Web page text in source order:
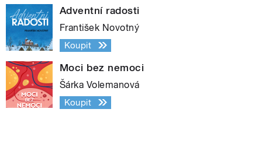
Adventní radosti
František Novotný
Koupit
Moci bez nemoci
Šárka Volemanová
Koupit